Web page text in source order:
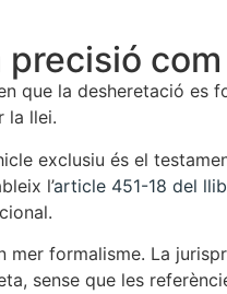
que la desheretació
la llei.
exclusiu és el
l’article 451-18 del
mer formalisme. La
sense que les